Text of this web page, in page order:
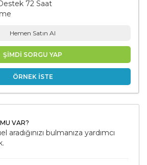
72 Saat
Hemen Satın Al
ŞİMDİ SORGU YAP
ÖRNEK İSTE
VAR?
aradığınızı bulmanıza yardımcı